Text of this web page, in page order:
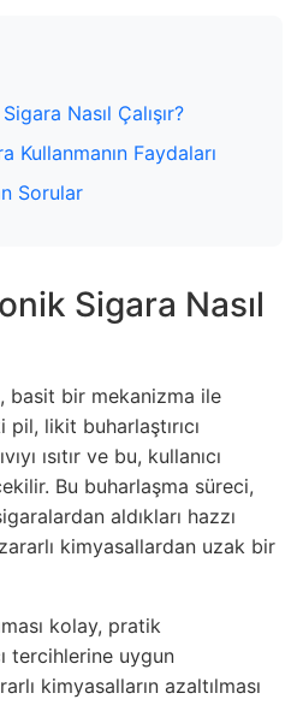
Nasıl Çalışır?
Kullanmanın Faydaları
Sorular
Sigara Nasıl
basit bir mekanizma ile
pil, likit buharlaştırıcı
ısıtır ve bu, kullanıcı
Bu buharlaşma süreci,
aldıkları hazzı
kimyasallardan uzak bir
kolay, pratik
tercihlerine uygun
kimyasalların azaltılması